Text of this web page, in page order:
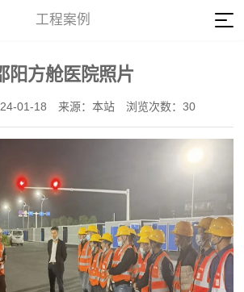
工程案例
阳方舱医院照片
01-18 来源：本站 浏览次数：30